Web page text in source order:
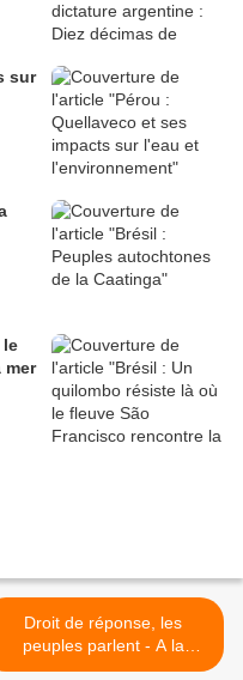
sur
le
mer
Droit de réponse, les
peuples parlent - A la
ceinture du Mexique - La